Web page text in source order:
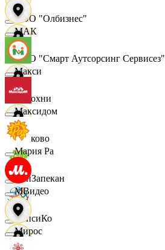
ООО "Олбизнес"
ООО "Смарт Аутсорсинг Сервисез"
Отдохни
Очаково
ПанЗапекан
ПепсиКо
МАК
Макси
Максидом
Мария Ра
МВидео
Мирос